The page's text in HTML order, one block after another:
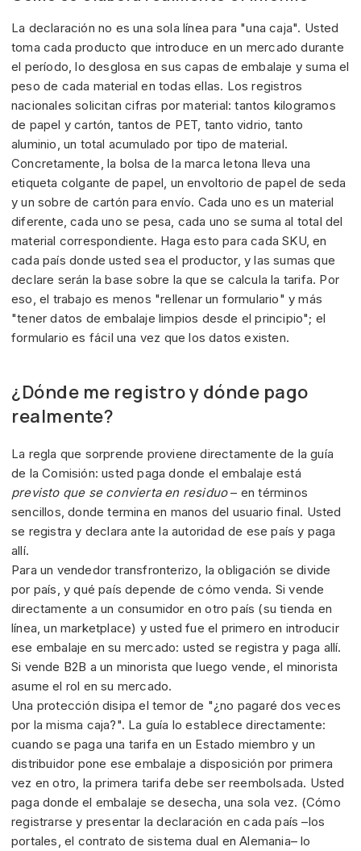
La declaración no es una sola línea para "una caja". Usted
toma cada producto que introduce en un mercado durante
el período, lo desglosa en sus capas de embalaje y suma el
peso de cada material en todas ellas. Los registros
nacionales solicitan cifras por material: tantos kilogramos
de papel y cartón, tantos de PET, tanto vidrio, tanto
aluminio, un total acumulado por tipo de material.
Concretamente, la bolsa de la marca letona lleva una
etiqueta colgante de papel, un envoltorio de papel de seda
y un sobre de cartón para envío. Cada uno es un material
diferente, cada uno se pesa, cada uno se suma al total del
material correspondiente. Haga esto para cada SKU, en
cada país donde usted sea el productor, y las sumas que
declare serán la base sobre la que se calcula la tarifa. Por
eso, el trabajo es menos "rellenar un formulario" y más
"tener datos de embalaje limpios desde el principio"; el
formulario es fácil una vez que los datos existen.
¿Dónde me registro y dónde pago
realmente?
La regla que sorprende proviene directamente de la guía
de la Comisión: usted paga donde el embalaje está
previsto que se convierta en residuo– en términos
sencillos, donde termina en manos del usuario final. Usted
se registra y declara ante la autoridad de ese país y paga
allí.
Para un vendedor transfronterizo, la obligación se divide
por país, y qué país depende de cómo venda. Si vende
directamente a un consumidor en otro país (su tienda en
línea, un marketplace) y usted fue el primero en introducir
ese embalaje en su mercado: usted se registra y paga allí.
Si vende B2B a un minorista que luego vende, el minorista
asume el rol en su mercado.
Una protección disipa el temor de "¿no pagaré dos veces
por la misma caja?". La guía lo establece directamente:
cuando se paga una tarifa en un Estado miembro y un
distribuidor pone ese embalaje a disposición por primera
vez en otro, la primera tarifa debe ser reembolsada. Usted
paga donde el embalaje se desecha, una sola vez. (Cómo
registrarse y presentar la declaración en cada país –los
portales, el contrato de sistema dual en Alemania– lo